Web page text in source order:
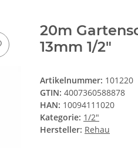
20m
13mm 1/2"
Artikelnummer: 101220
GTIN: 4007360588878
HAN: 10094111020
Kategorie: 1/2"
Hersteller: Rehau